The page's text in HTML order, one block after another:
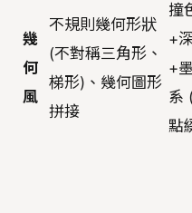
幾
何
風
不規則幾何形狀
(不對稱三角形、
梯形)、幾何圖形
拼接
撞
+
+
系
點